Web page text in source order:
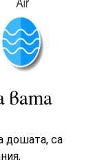
вата
дошата, са